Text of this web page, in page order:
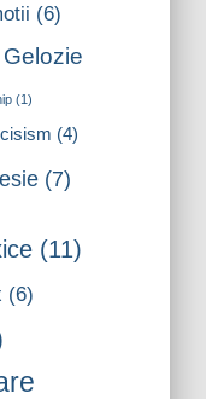
(6)
Gelozie
(1)
(4)
(7)
(11)
(6)